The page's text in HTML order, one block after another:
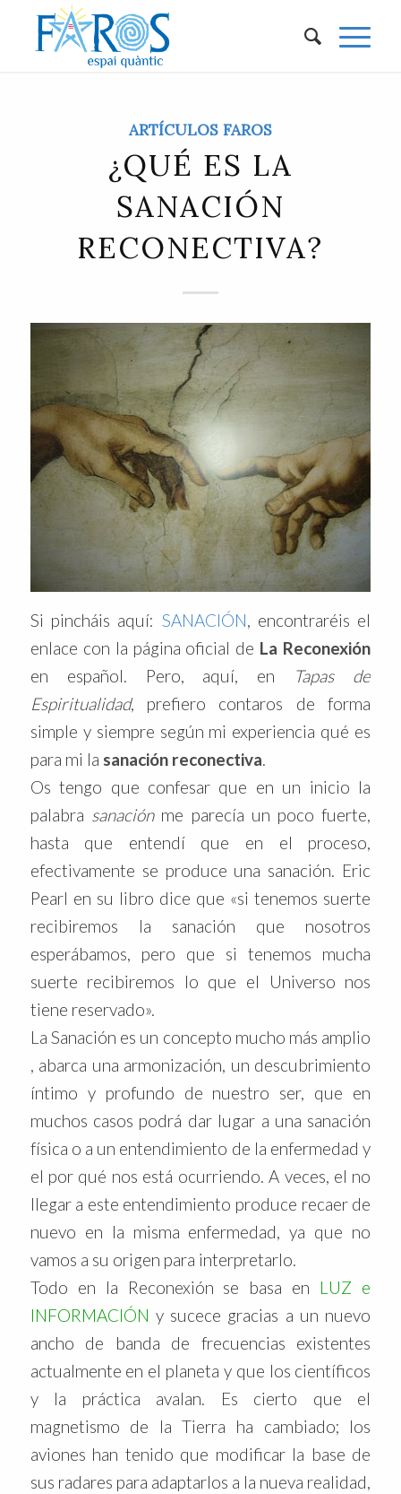
ARTÍCULOS FAROS
¿QUÉ ES LA
SANACIÓN
RECONECTIVA?
Si pincháis aquí: SANACIÓN, encontraréis el
enlace con la página oficial de La Reconexión
en español. Pero, aquí, en
Tapas de
Espiritualidad, prefiero contaros de forma
simple y siempre según mi experiencia qué es
para mi la sanación reconectiva.
Os tengo que confesar que en un inicio la
palabra sanaciónme parecía un poco fuerte,
hasta que entendí que en el proceso,
efectivamente se produce una sanación. Eric
Pearl en su libro dice que «si tenemos suerte
recibiremos la sanación que nosotros
esperábamos, pero que si tenemos mucha
suerte recibiremos lo que el Universo nos
tiene reservado».
La Sanación es un concepto mucho más amplio
, abarca una armonización, un descubrimiento
íntimo y profundo de nuestro ser, que en
muchos casos podrá dar lugar a una sanación
física o a un entendimiento de la enfermedad y
el por qué nos está ocurriendo. A veces, el no
llegar a este entendimiento produce recaer de
nuevo en la misma enfermedad, ya que no
vamos a su origen para interpretarlo.
Todo en la Reconexión se basa en LUZ e
INFORMACIÓN y sucece gracias a un nuevo
ancho de banda de frecuencias existentes
actualmente en el planeta y que los científicos
y la práctica avalan. Es cierto que el
magnetismo de la Tierra ha cambiado; los
aviones han tenido que modificar la base de
sus radares para adaptarlos a la nueva realidad,